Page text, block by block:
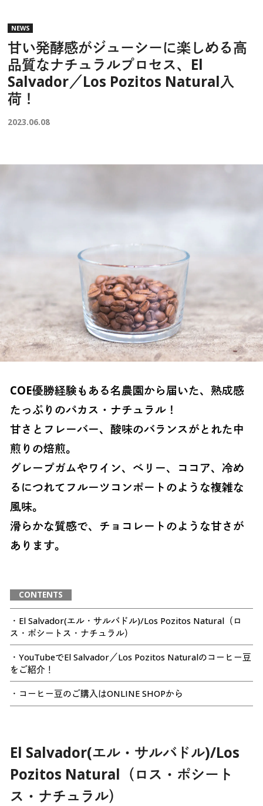
NEWS
甘い発酵感がジューシーに楽しめる高
品質なナチュラルプロセス、El
Salvador／Los Pozitos Natural入
荷！
2023.06.08
COE優勝経験もある名農園から届いた、熟成感
たっぷりのパカス・ナチュラル！
甘さとフレーバー、酸味のバランスがとれた中
煎りの焙煎。
グレープガムやワイン、ベリー、ココア、冷め
るにつれてフルーツコンポートのような複雑な
風味。
滑らかな質感で、チョコレートのような甘さが
あります。
CONTENTS
・El Salvador(エル・サルバドル)/Los Pozitos Natural（ロ
ス・ポシートス・ナチュラル）
・YouTubeでEl Salvador／Los Pozitos Naturalのコーヒー豆
をご紹介！
・コーヒー豆のご購入はONLINE SHOPから
El Salvador(エル・サルバドル)/Los
Pozitos Natural（ロス・ポシート
ス・ナチュラル）